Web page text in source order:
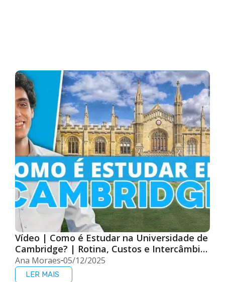
Vídeo | Como é Estudar na Universidade de
Cambridge? | Rotina, Custos e Intercâmbio
na Inglaterra
Ana Moraes 05/12/2025
LER MAIS